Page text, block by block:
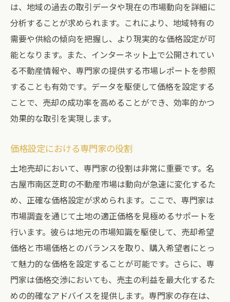
は、地域の過去の取引データや現在の市場動向を詳細に
分析することが求められます。これにより、地域特有の
需要や供給の傾向を把握し、より現実的な価格設定が可
能となります。また、インターネット上で公開されてい
る不動産情報や、専門家の提供する市場レポートを参照
することも有効です。データを駆使して価格を設定する
ことで、売却の成功率を高めることができ、効率的かつ
効果的な取引を実現します。
価格設定における専門家の役割
土地売却において、専門家の役割は非常に重要です。名
古屋市南区芝町の不動産市場は動向が急速に変化するた
め、正確な価格設定が求められます。ここで、専門家は
市場調査を通じて土地の適正価格を見極めるサポートを
行います。彼らは地元の市場知識を駆使して、売却希望
価格と市場価格とのバランスを取り、購入希望者にとっ
て魅力的な価格を設定することが可能です。さらに、専
門家は価格交渉においても、売主の利益を最大化するた
めの的確なアドバイスを提供します。専門家の存在は、